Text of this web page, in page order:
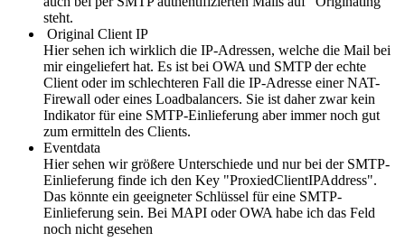
steht.
Original Client IP
Hier sehen ich wirklich die IP-Adressen, welche die Mail bei
mir eingeliefert hat. Es ist bei OWA und SMTP der echte
Client oder im schlechteren Fall die IP-Adresse einer NAT-
Firewall oder eines Loadbalancers. Sie ist daher zwar kein
Indikator für eine SMTP-Einlieferung aber immer noch gut
zum ermitteln des Clients.
Eventdata
Hier sehen wir größere Unterschiede und nur bei der SMTP-
Einlieferung finde ich den Key "ProxiedClientIPAddress".
Das könnte ein geeigneter Schlüssel für eine SMTP-
Einlieferung sein. Bei MAPI oder OWA habe ich das Feld
noch nicht gesehen